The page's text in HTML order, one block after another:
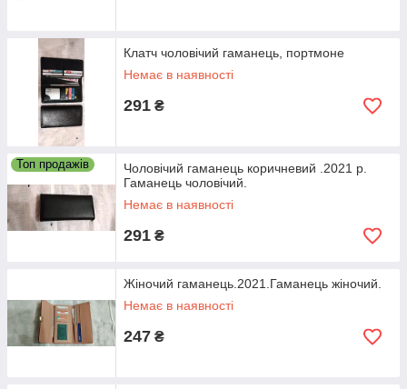
Клатч чоловічий гаманець, портмоне
Немає в наявності
291 ₴
Топ продажів
Чоловічий гаманець коричневий .2021 р.
Гаманець чоловічий.
Немає в наявності
291 ₴
Жіночий гаманець.2021.Гаманець жіночий.
Немає в наявності
247 ₴